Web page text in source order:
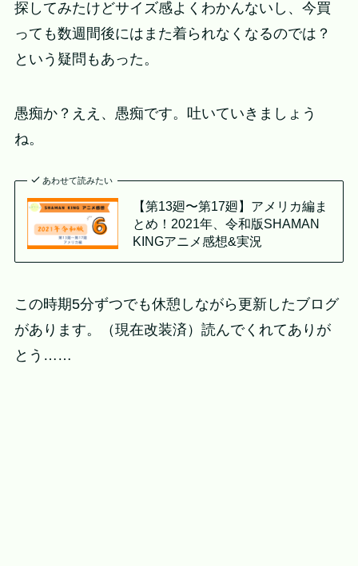
探してみたけどサイズ感よくわかんないし、今買
っても数週間後にはまた着られなくなるのでは？
という疑問もあった。
愚痴か？ええ、愚痴です。吐いていきましょう
ね。
あわせて読みたい
【第13廻〜第17廻】アメリカ編ま
とめ！2021年、令和版SHAMAN
KINGアニメ感想&実況
この時期5分ずつでも休憩しながら更新したブログ
があります。（現在改装済）読んでくれてありが
とう……